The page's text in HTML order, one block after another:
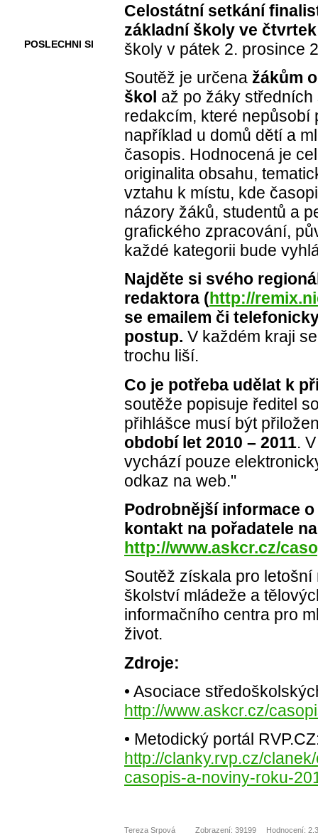
POSLECHNI SI
Celostátní setkání
základní školy ve
školy v pátek 2. prosince
Soutěž je určena žákům
škol až po žáky
redakcím, které nepůsobí
například u domů dětí a
časopis. Hodnocená je
originalita obsahu,
vztahu k místu, kde
názory žáků, studentů a
grafického zpracování,
každé kategorii bude
Najděte si svého
redaktora (http://
se emailem či
postup. V každém kraji
trochu liší.
Co je potřeba udělat k
soutěže popisuje ředitel
přihlášce musí být
období let 2010 – 2011.
vychází pouze
odkaz na web."
Podrobnější informace
kontakt na pořadatele
http://www.askcr.cz/
Soutěž získala pro
školství mládeže a
informačního centra pro
život.
Zdroje:
• Asociace
http://www.askcr.cz/
• Metodický portál
http://clanky.rvp.cz/
casopis-a-noviny-roku-
Tereza Srpová Zobrazení: 39199 Hodnocení: